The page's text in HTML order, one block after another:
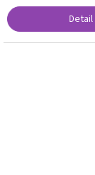
Detail